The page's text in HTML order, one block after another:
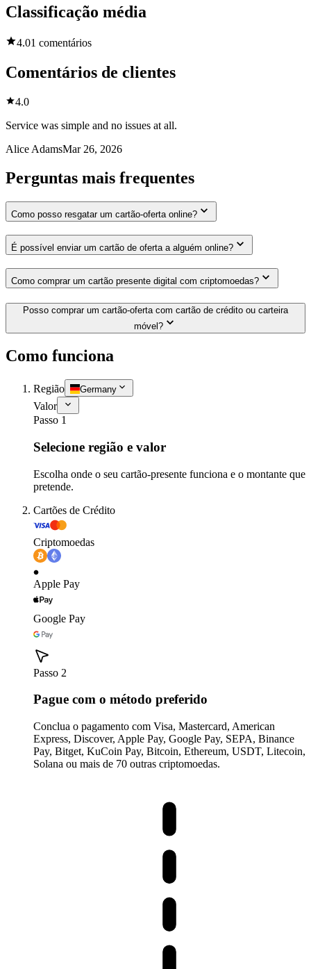
Classificação média
4.01 comentários
Comentários de clientes
4.0
Service was simple and no issues at all.
Alice AdamsMar 26, 2026
Perguntas mais frequentes
Como posso resgatar um cartão-oferta online?
É possível enviar um cartão de oferta a alguém online?
Como comprar um cartão presente digital com criptomoedas?
Posso comprar um cartão-oferta com cartão de crédito ou carteira
móvel?
Como funciona
Região Germany
Valor
Passo 1
Selecione região e valor
Escolha onde o seu cartão-presente funciona e o montante que
pretende.
Cartões de Crédito
Criptomoedas
Apple Pay
Google Pay
Passo 2
Pague com o método preferido
Conclua o pagamento com Visa, Mastercard, American
Express, Discover, Apple Pay, Google Pay, SEPA, Binance
Pay, Bitget, KuCoin Pay, Bitcoin, Ethereum, USDT, Litecoin,
Solana ou mais de 70 outras criptomoedas.